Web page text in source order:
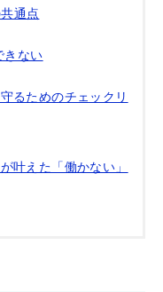
通点
きない
るためのチェックリ
叶えた「働かない」